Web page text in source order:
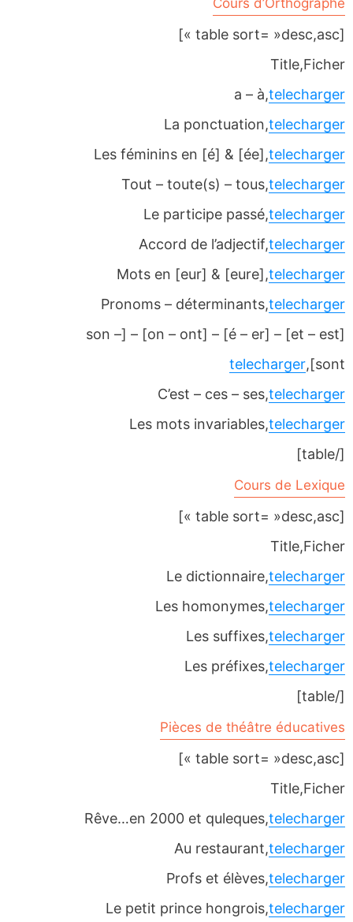
[table sort= »desc,asc »]
Title,Ficher
a – à,telecharger
La ponctuation,telecharger
Les féminins en [é] & [ée],telecharger
Tout – toute(s) – tous,telecharger
Le participe passé,telecharger
Accord de l’adjectif,telecharger
Mots en [eur] & [eure],telecharger
Pronoms – déterminants,telecharger
[et – est] – [é – er] – [on – ont] – [son –
sont],
telecharger
C’est – ces – ses,telecharger
Les mots invariables,telecharger
[/table]
Cours de Lexique
[table sort= »desc,asc »]
Title,Ficher
Le dictionnaire,telecharger
Les homonymes,telecharger
Les suffixes,telecharger
Les préfixes,telecharger
[/table]
Pièces de théâtre éducatives
[table sort= »desc,asc »]
Title,Ficher
Rêve…en 2000 et quleques,telecharger
Au restaurant,telecharger
Profs et élèves,telecharger
Le petit prince hongrois,telecharger